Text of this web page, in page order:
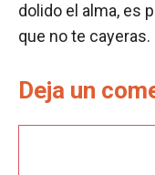
dolido el alma, es
que no te cayeras.
Deja un